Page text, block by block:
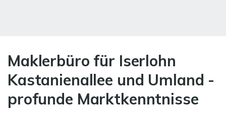
Maklerbüro für Iserlohn
Kastanienallee und Umland -
profunde Marktkenntnisse